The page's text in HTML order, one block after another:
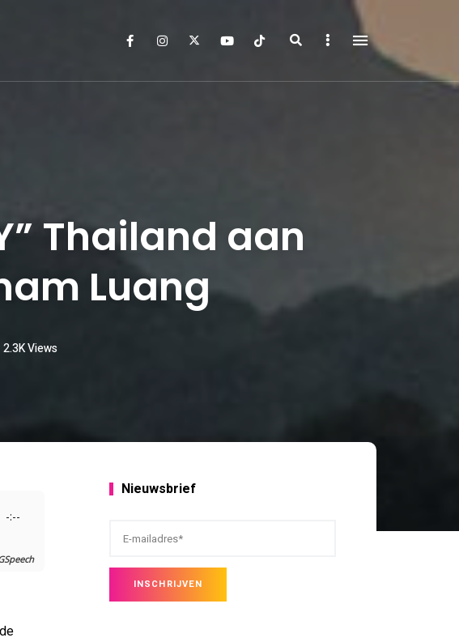
SearchSidebar
Thailand aan
Luang
2.3KViews
-:--
Nieuwsbrief